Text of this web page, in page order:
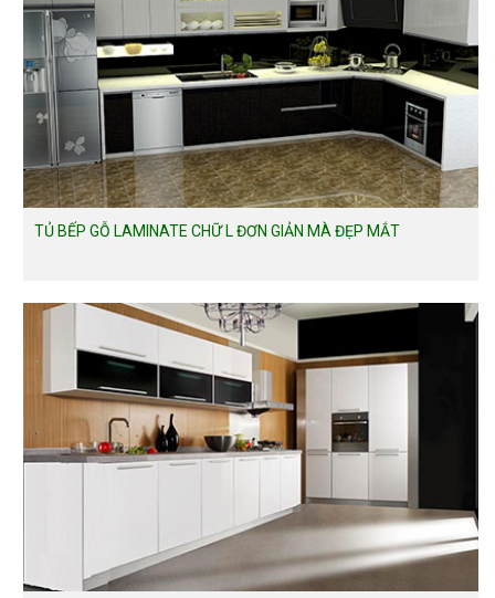
TỦ BẾP GỖ LAMINATE CHỮ L ĐƠN GIẢN MÀ ĐẸP MẮT